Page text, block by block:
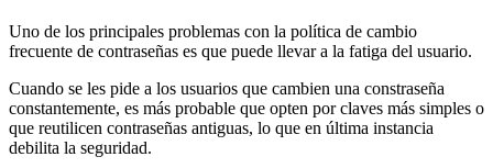
Uno de los principales problemas con la política de cambio
frecuente de contraseñas es que puede llevar a la fatiga del usuario.
Cuando se les pide a los usuarios que cambien una constraseña
constantemente, es más probable que opten por claves más simples o
que reutilicen contraseñas antiguas, lo que en última instancia
debilita la seguridad.